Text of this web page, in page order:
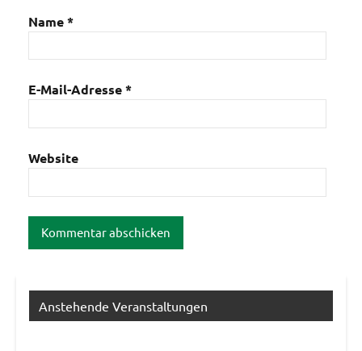
Name*
E-Mail-Adresse*
Website
Anstehende Veranstaltungen